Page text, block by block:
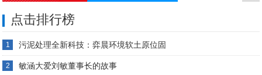
点击排行榜
1 污泥处理全新科技：弈晨环境软土原位固
2 敏涵大爱刘敏董事长的故事